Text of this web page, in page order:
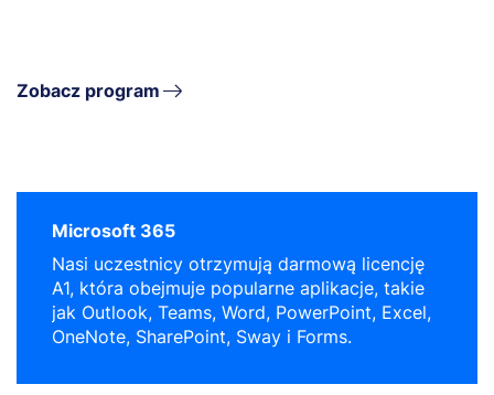
Zobacz program
Microsoft 365
Nasi uczestnicy otrzymują darmową licencję
A1, która obejmuje popularne aplikacje, takie
jak Outlook, Teams, Word, PowerPoint, Excel,
OneNote, SharePoint, Sway i Forms.